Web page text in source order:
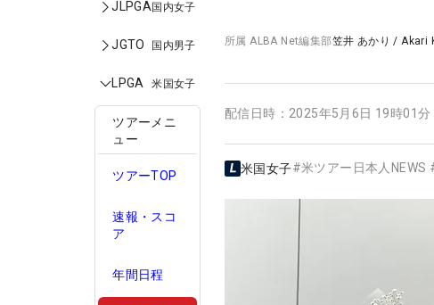
JLPGA国内女子
JGTO 国内男子
LPGA 米国女子
ツアーメニ
ュー
ツアーTOP
速報・スコ
ア
年間日程
所属ALBA Net編集部笠井 あかり /Akari
配信日時： 2025年5月6日 19時01分
米国女子#米ツアー日本人NEWS